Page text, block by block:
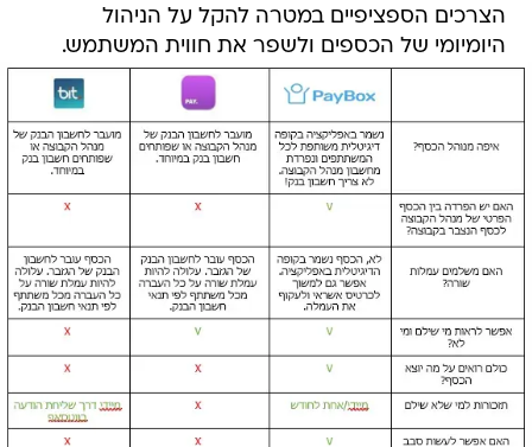
הצרכים הספציפיים במטרה להקל על הניהול
היומיומי של הכספים ולשפר את חווית המשתמש.